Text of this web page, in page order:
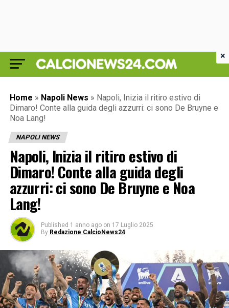
Home » Napoli News » Napoli, Inizia il ritiro estivo di
Dimaro! Conte alla guida degli azzurri: ci sono De Bruyne e
Noa Lang!
NAPOLI NEWS
Napoli, Inizia il ritiro estivo di
Dimaro! Conte alla guida degli
azzurri: ci sono De Bruyne e Noa
Lang!
Published 1 anno ago on 17 Luglio 2025
By Redazione CalcioNews24
×